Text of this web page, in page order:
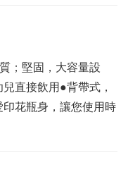
；堅固，大容量設
直接飲用●背帶式，
花瓶身，讓您使用時